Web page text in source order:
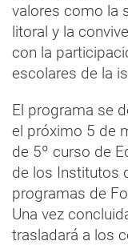
valores como la
litoral y la
con la
escolares de la
El programa se
el próximo 5 de
de 5º curso de
de los Institutos
programas de
Una vez
trasladará a los